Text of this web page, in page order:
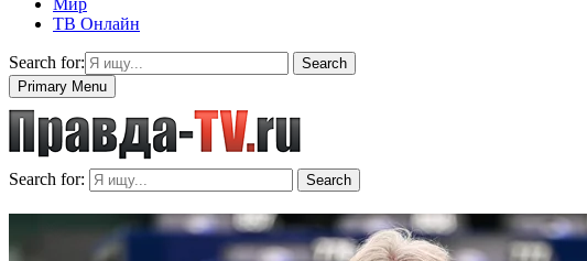
Мир
ТВ Онлайн
Search for:
Search
Primary Menu
Search for: Search